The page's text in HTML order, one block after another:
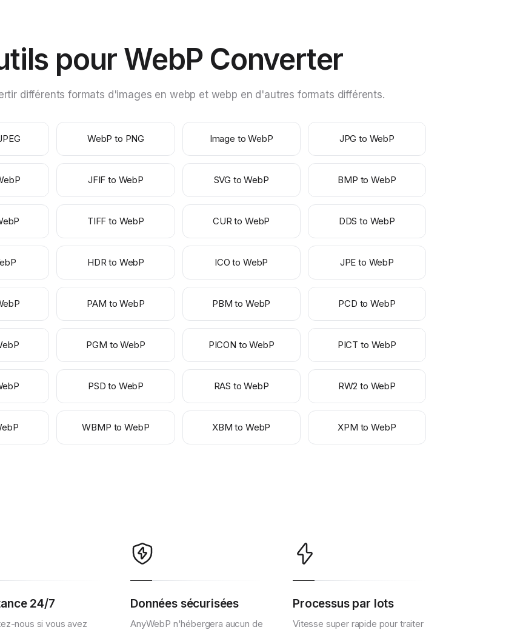
pour WebP Converter
différents formats d'images en webp et webp en d'autres formats différents.
WebP to PNG Image to WebP JPG to WebP
JFIF to WebP SVG to WebP BMP to WebP
TIFF to WebP CUR to WebP DDS to WebP
HDR to WebP ICO to WebP JPE to WebP
PAM to WebP PBM to WebP PCD to WebP
PGM to WebP PICON to WebP PICT to WebP
PSD to WebP RAS to WebP RW2 to WebP
WBMP to WebP XBM to WebP XPM to WebP
24/7
nous si vous avez
Données sécurisées
AnyWebP n'hébergera aucun de
Processus par lots
Vitesse super rapide pour traiter